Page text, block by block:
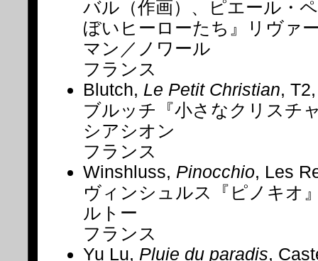
バル（作画）、ピエール・
ぼいヒーローたち』リヴァ
マン／ノワール
フランス
Blutch, Le Petit Christian,
ブルッチ『小さなクリスチ
シアシオン
フランス
Winshluss, Pinocchio, Les
ヴィンシュルス『ピノキオ
ルトー
フランス
Yu Lu, Pluie du paradis,